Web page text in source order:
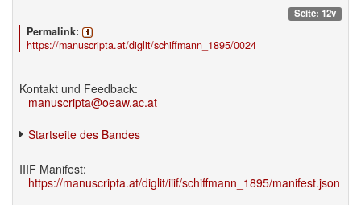
Seite: 12v
Permalink:
https://manuscripta.at/diglit/schiffmann_1895/0024
Kontakt und Feedback:
manuscripta@oeaw.ac.at
Startseite des Bandes
IIIF Manifest:
https://manuscripta.at/diglit/iiif/schiffmann_1895/manifest.json